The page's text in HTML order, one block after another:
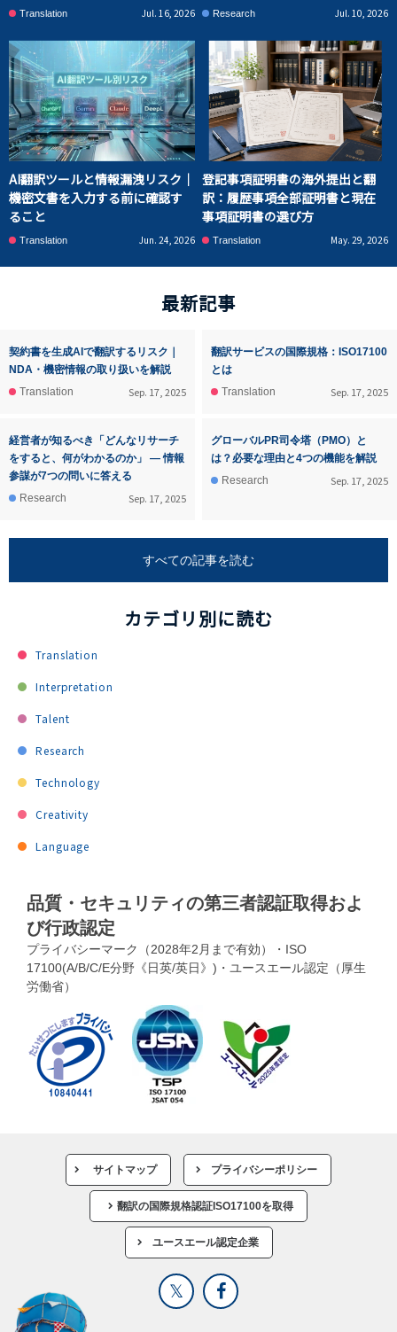
Translation Jul. 16, 2026 Research Jul. 10, 2026
AI翻訳ツールと情報漏洩リスク｜
機密文書を入力する前に確認す
ること
Translation Jun. 24, 2026
登記事項証明書の海外提出と翻
訳：履歴事項全部証明書と現在
事項証明書の選び方
Translation May. 29, 2026
最新記事
契約書を生成AIで翻訳するリスク｜
NDA・機密情報の取り扱いを解説
Translation
Sep. 17, 2025
翻訳サービスの国際規格：ISO17100
とは
Translation
Sep. 17, 2025
経営者が知るべき「どんなリサーチ
をすると、何がわかるのか」 ― 情報
参謀が7つの問いに答える
Research
Sep. 17, 2025
グローバルPR司令塔（PMO）と
は？必要な理由と4つの機能を解説
Research
Sep. 17, 2025
すべての記事を読む
カテゴリ別に読む
Translation
Interpretation
Talent
Research
Technology
Creativity
Language
品質・セキュリティの第三者認証取得およ
び行政認定
プライバシーマーク（2028年2月まで有効）・ISO
17100(A/B/C/E分野《日英/英日》)・ユースエール認定（厚生
労働省）
サイトマップ プライバシーポリシー
翻訳の国際規格認証ISO17100を取得
ユースエール認定企業